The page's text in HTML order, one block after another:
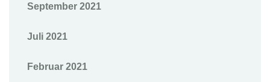
September 2021
Juli 2021
Februar 2021